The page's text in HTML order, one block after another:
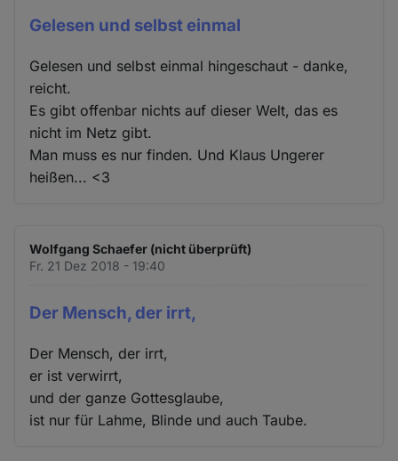
Gelesen und selbst einmal
Gelesen und selbst einmal hingeschaut - danke,
reicht.
Es gibt offenbar nichts auf dieser Welt, das es
nicht im Netz gibt.
Man muss es nur finden. Und Klaus Ungerer
heißen... <3
Wolfgang Schaefer (nicht überprüft)
Fr. 21 Dez 2018 - 19:40
Der Mensch, der irrt,
Der Mensch, der irrt,
er ist verwirrt,
und der ganze Gottesglaube,
ist nur für Lahme, Blinde und auch Taube.